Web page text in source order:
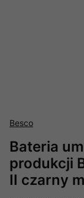
Besco
Bateria
produkcji
II czarny